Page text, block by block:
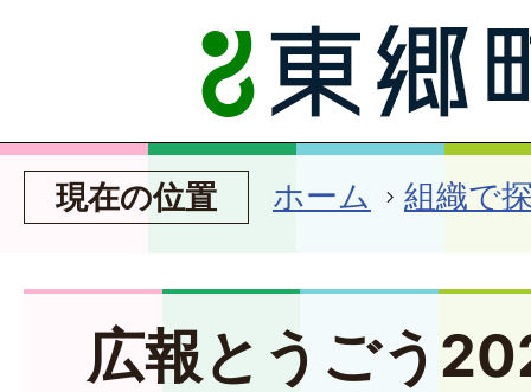
現在の位置 ホーム 組織で
広報とうごう